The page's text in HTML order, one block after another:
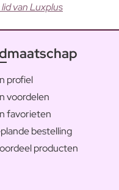
van Luxplus
profiel
voordelen
favorieten
bestelling
producten